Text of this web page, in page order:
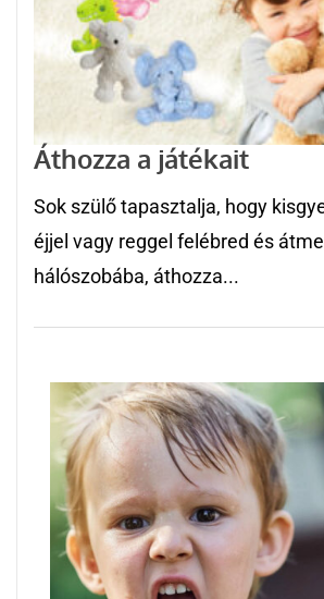
Áthozza a játékait
Sok szülő tapasztalja, hogy
éjjel vagy reggel felébred és
hálószobába, áthozza...